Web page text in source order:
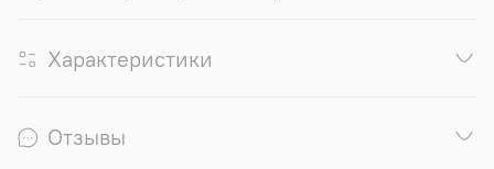
Характеристики
Отзывы